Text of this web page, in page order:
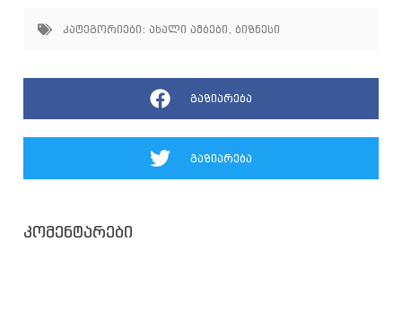
კატეგორიები: ახალი ამბები , ბიზნესი
გაზიარება
გაზიარება
კომენტარები